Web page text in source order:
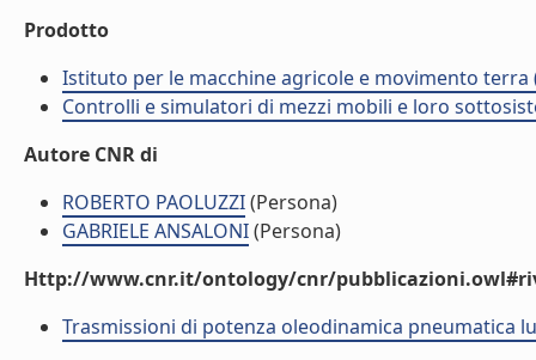
Prodotto
Istituto per le macchine agricole e movimento terra
Controlli e simulatori di mezzi mobili e loro
Autore CNR di
ROBERTO PAOLUZZI(Persona)
GABRIELE ANSALONI(Persona)
Http://www.cnr.it/ontology/cnr/
Trasmissioni di potenza oleodinamica pneumatica